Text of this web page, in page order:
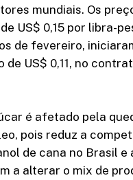
mundiais. Os
US$ 0,15 por libra-
de fevereiro,
de US$ 0,11, no
é afetado pela
pois reduz a
de cana no Brasil e
a alterar o mix de